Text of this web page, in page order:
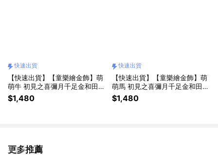
快速出貨
【快速出貨】【童樂繪金飾】萌
萌牛 初見之喜彌月千足金和田玉
禮盒 (彌月金飾 彌月禮)
$1,480
快速出貨
【快速出貨】【童樂繪金飾】萌
萌馬 初見之喜彌月千足金和田玉
禮盒 (彌月金飾 彌月禮)
$1,480
更多推薦
看更多